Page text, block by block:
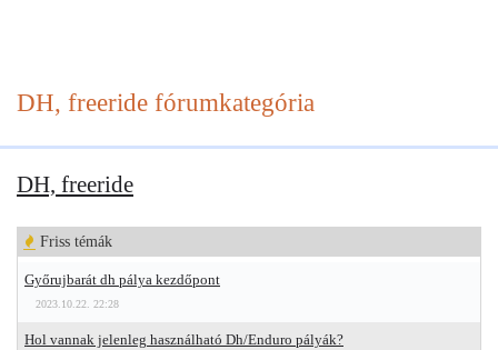
DH, freeride fórumkategória
DH, freeride
Friss témák
Győrujbarát dh pálya kezdőpont
2023.10.22. 22:28
Hol vannak jelenleg használható Dh/Enduro pályák?